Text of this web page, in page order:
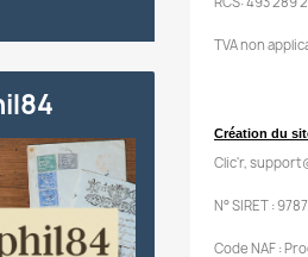
TVA non
Création du
Clic'r,
N° SIRET :
Code NAF :